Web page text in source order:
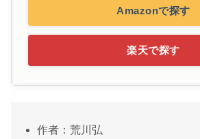
Amazonで探す
楽天で探す
作者：荒川弘